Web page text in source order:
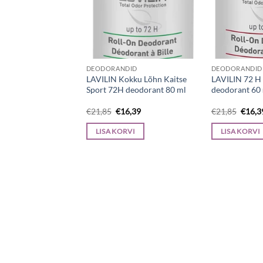
DEODORANDID
LAVILIN Kokku Lõhn Kaitse
Sport 72H deodorant 80 ml
€21,85 Algne
oli:
€21,85.
€16,39Current
LISA KORVI
DEODORANDID
LAVILIN 72
deodorant 60
€21,85 Algne
oli:
€21,85.
€
LISA KORVI